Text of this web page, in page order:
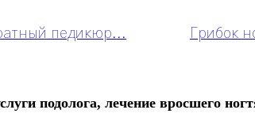
педикюр... Грибок
подолога, лечение вросшего